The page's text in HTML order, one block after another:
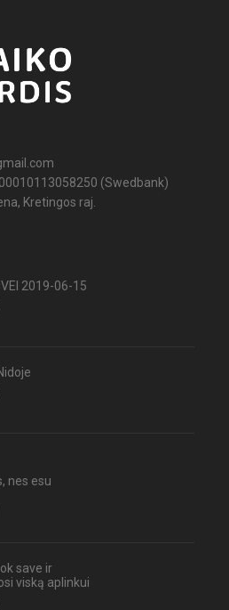
(Swedbank)
Kretingos raj.
2019-06-15
nes esu
save ir
viską aplinkui